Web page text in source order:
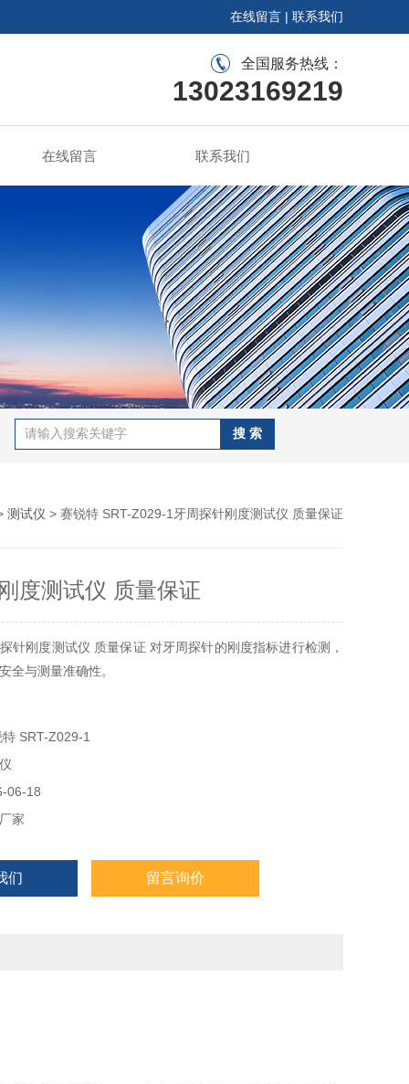
在线留言 | 联系我们
全国服务热线：
13023169219
在线留言 联系我们
测试仪 > 赛锐特 SRT-Z029-1牙周探针刚度测试仪 质量保证
度测试仪 质量保证
针刚度测试仪 质量保证 对牙周探针的‌刚度指标进行检测，
全与测量准确性。
SRT-Z029-1
06-18
家
们 留言询价